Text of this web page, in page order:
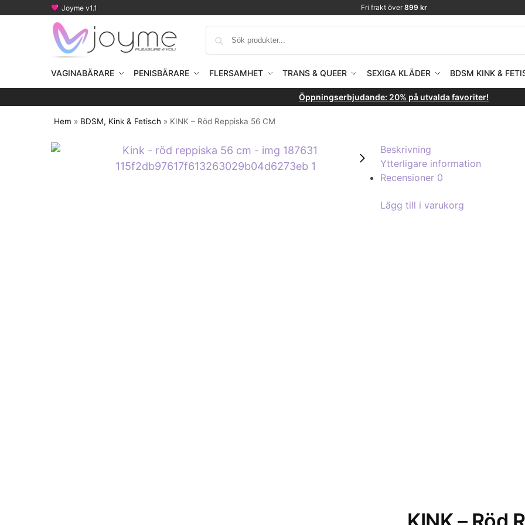
Joyme v1.1 Fri frakt över 899 kr
VAGINABÄRARE PENISBÄRARE FLERSAMHET TRANS & QUEER SEXIGA KLÄDER BDSM KINK &
Öppningserbjudande: 20% på utvalda favoriter!
Hem » BDSM, Kink & Fetisch » KINK – Röd Reppiska 56 CM
Beskrivning
Ytterligare information
Recensioner 0
Lägg till i varukorg